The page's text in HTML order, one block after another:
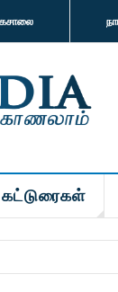
கட்டுரைகள்